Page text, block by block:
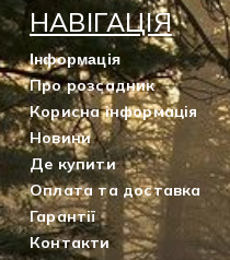
НАВІГАЦІЯ
Інформація
Про розсадник
Корисна інформація
Новини
Де купити
Оплата та доставка
Гарантії
Контакти